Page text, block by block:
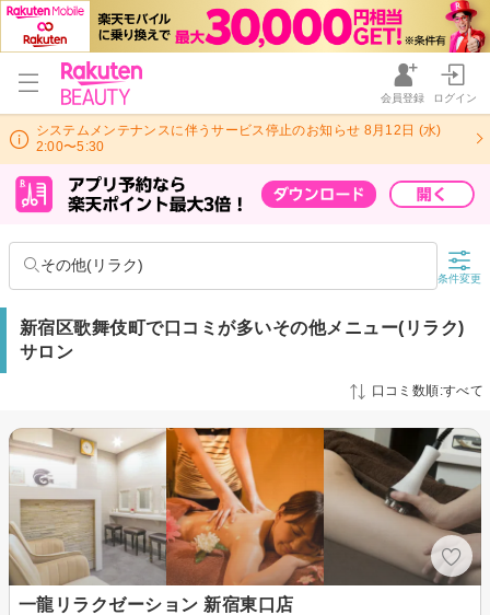
会員登録 ログイン
システムメンテナンスに伴うサービス停止のお知らせ 8月12日 (水)
2:00〜5:30
その他(リラク)
条件変更
新宿区歌舞伎町で口コミが多いその他メニュー(リラク)
サロン
口コミ数順:すべて
一龍リラクゼーション 新宿東口店